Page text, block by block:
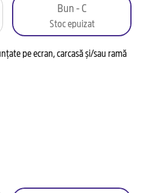
Bun - C
Stoc epuizat
pe ecran, carcasă și/sau ramă